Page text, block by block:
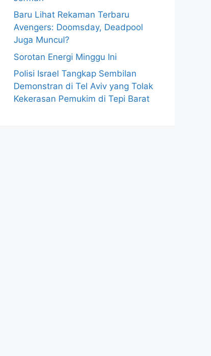
Baru Lihat Rekaman Terbaru
Avengers: Doomsday, Deadpool
Juga Muncul?
Sorotan Energi Minggu Ini
Polisi Israel Tangkap Sembilan
Demonstran di Tel Aviv yang Tolak
Kekerasan Pemukim di Tepi Barat